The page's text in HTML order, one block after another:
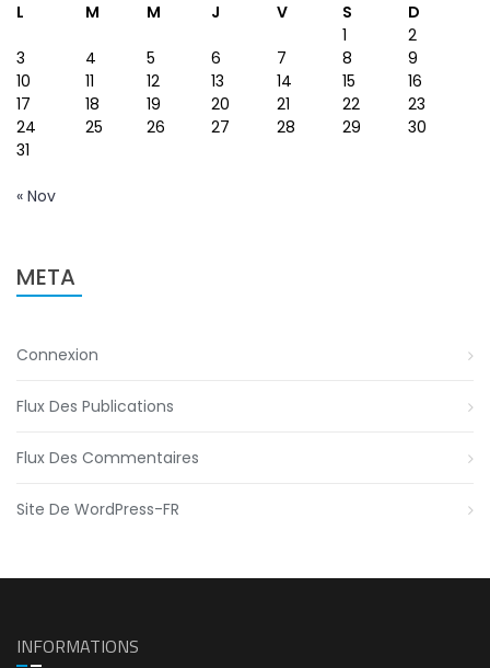
L
M M J V S
D
1
2
3
4 5 6 7 8
9
10
11 12 13 14 15
16
17
18 19 20 21 22
23
24
25 26 27 28 29
30
31
« Nov
META
Connexion
Flux Des Publications
Flux Des Commentaires
Site De WordPress-FR
INFORMATIONS